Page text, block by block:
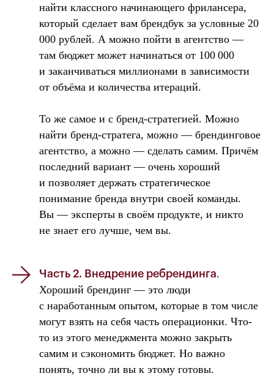
найти классного начинающего фрилансера,
который сделает вам брендбук за условные 20
000 рублей. А можно пойти в агентство —
там бюджет может начинаться от 100 000
и заканчиваться миллионами в зависимости
от объёма и количества итераций.
То же самое и с бренд-стратегией. Можно
найти бренд-стратега, можно — брендинговое
агентство, а можно — сделать самим. Причём
последний вариант — очень хороший
и позволяет держать стратегическое
понимание бренда внутри своей команды.
Вы — эксперты в своём продукте, и никто
не знает его лучше, чем вы.
Часть 2. Внедрение ребрендинга.
Хороший брендинг — это люди
с наработанным опытом, которые в том числе
могут взять на себя часть операционки. Что-
то из этого менеджмента можно закрыть
самим и сэкономить бюджет. Но важно
понять, точно ли вы к этому готовы.